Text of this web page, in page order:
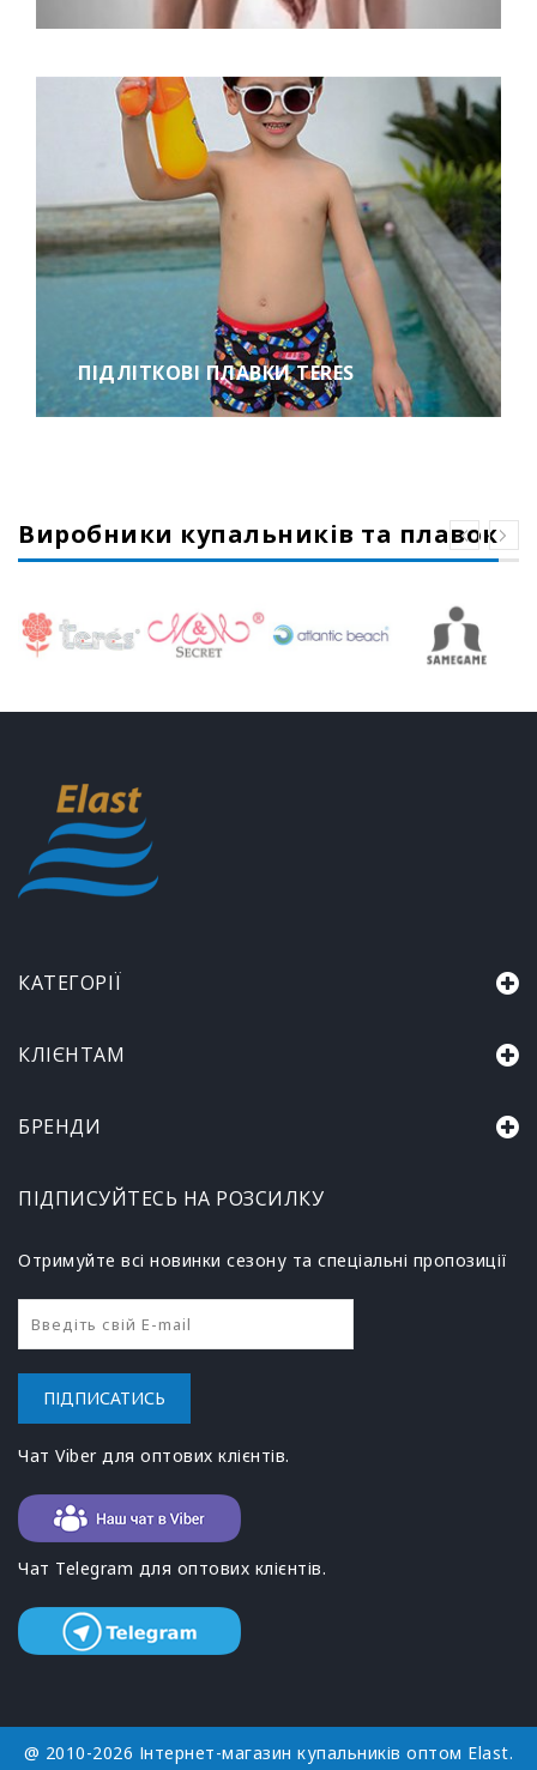
ПІДЛІТКОВІ ПЛАВКИ TERES
Виробники купальників та плавок
КАТЕГОРІЇ
КЛІЄНТАМ
БРЕНДИ
ПІДПИСУЙТЕСЬ НА РОЗСИЛКУ
Отримуйте всі новинки сезону та спеціальні пропозиції
ПІДПИСАТИСЬ
Чат Viber для оптових клієнтів.
Чат Telegram для оптових клієнтів.
@ 2010-2026 Інтернет-магазин купальників оптом Elast.